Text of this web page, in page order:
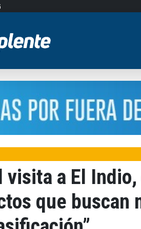
visita a El
que buscan